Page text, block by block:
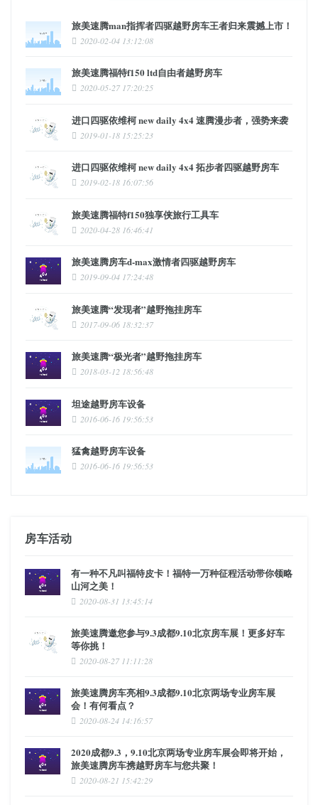
旅美速腾man指挥者四驱越野房车王者归来震撼上市！
2020-02-04 13:12:08
旅美速腾福特f150 ltd自由者越野房车
2020-05-27 17:20:25
进口四驱依维柯 new daily 4x4 速腾漫步者，强势来袭
2019-01-18 15:25:23
进口四驱依维柯 new daily 4x4 拓步者四驱越野房车
2019-02-18 16:07:56
旅美速腾福特f150独享侠旅行工具车
2020-04-28 16:46:41
旅美速腾房车d-max激情者四驱越野房车
2019-09-04 17:24:48
旅美速腾“发现者”越野拖挂房车
2017-09-06 18:32:37
旅美速腾“极光者”越野拖挂房车
2018-03-12 18:56:48
坦途越野房车设备
2016-06-16 19:56:53
猛禽越野房车设备
2016-06-16 19:56:53
房车活动
有一种不凡叫福特皮卡！福特一万种征程活动带你领略
山河之美！
2020-08-31 13:45:14
旅美速腾邀您参与9.3成都9.10北京房车展！更多好车
等你挑！
2020-08-27 11:11:28
旅美速腾房车亮相9.3成都9.10北京两场专业房车展
会！有何看点？
2020-08-24 14:16:57
2020成都9.3，9.10北京两场专业房车展会即将开始，
旅美速腾房车携越野房车与您共聚！
2020-08-21 15:42:29